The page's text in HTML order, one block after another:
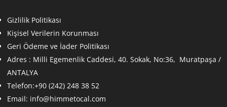
Gizlilik Politikası
Kişisel Verilerin Korunması
Geri Ödeme ve İader Politikası
Adres : Milli Egemenlik Caddesi, 40. Sokak, No:36, Muratpaşa /
ANTALYA
Telefon:+90 (242) 248 38 52
Email: info@himmetocal.com